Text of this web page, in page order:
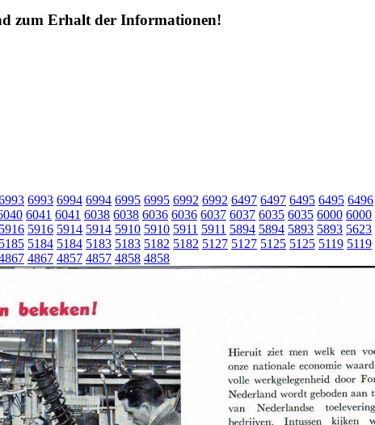
zum Erhalt der Informationen!
6993 6994 6994 6995 6995 6992 6992 6497 6497 6495 6495 6496
6041 6041 6038 6038 6036 6036 6037 6037 6035 6035 6000 6000
5916 5916 5914 5914 5910 5910 5911 5911 5894 5894 5893 5893 5623
5185 5184 5184 5183 5183 5182 5182 5127 5127 5125 5125 5119 5119
4867 4857 4857 4858 4858